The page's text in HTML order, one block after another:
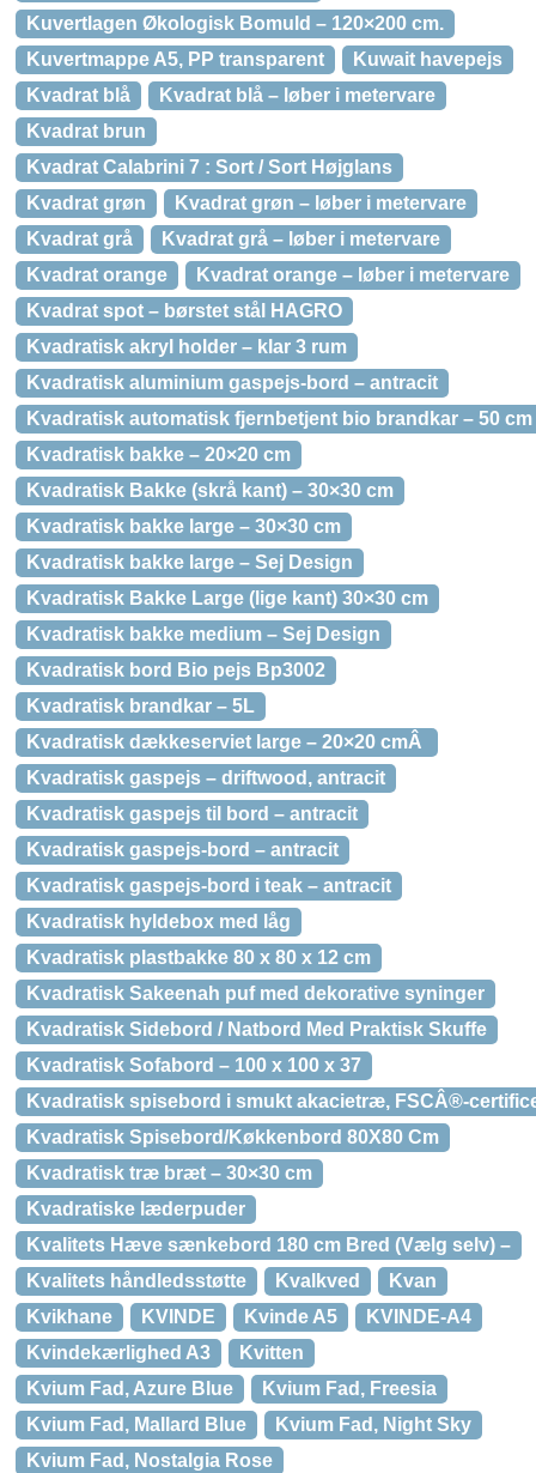
Kuvertlagen Økologisk Bomuld – 120×200 cm.
Kuvertmappe A5, PP transparent
Kuwait havepejs
Kvadrat blå
Kvadrat blå – løber i metervare
Kvadrat brun
Kvadrat Calabrini 7 : Sort / Sort Højglans
Kvadrat grøn
Kvadrat grøn – løber i metervare
Kvadrat grå
Kvadrat grå – løber i metervare
Kvadrat orange
Kvadrat orange – løber i metervare
Kvadrat spot – børstet stål HAGRO
Kvadratisk akryl holder – klar 3 rum
Kvadratisk aluminium gaspejs-bord – antracit
Kvadratisk automatisk fjernbetjent bio brandkar – 50 cm
Kvadratisk bakke – 20×20 cm
Kvadratisk Bakke (skrå kant) – 30×30 cm
Kvadratisk bakke large – 30×30 cm
Kvadratisk bakke large – Sej Design
Kvadratisk Bakke Large (lige kant) 30×30 cm
Kvadratisk bakke medium – Sej Design
Kvadratisk bord Bio pejs Bp3002
Kvadratisk brandkar – 5L
Kvadratisk dækkeserviet large – 20×20 cmÂ
Kvadratisk gaspejs – driftwood, antracit
Kvadratisk gaspejs til bord – antracit
Kvadratisk gaspejs-bord – antracit
Kvadratisk gaspejs-bord i teak – antracit
Kvadratisk hyldebox med låg
Kvadratisk plastbakke 80 x 80 x 12 cm
Kvadratisk Sakeenah puf med dekorative syninger
Kvadratisk Sidebord / Natbord Med Praktisk Skuffe
Kvadratisk Sofabord – 100 x 100 x 37
Kvadratisk spisebord i smukt akacietræ, FSCÂ®-
Kvadratisk Spisebord/Køkkenbord 80X80 Cm
Kvadratisk træ bræt – 30×30 cm
Kvadratiske læderpuder
Kvalitets Hæve sænkebord 180 cm Bred (Vælg selv) –
Kvalitets håndledsstøtte
Kvalkved
Kvan
Kvikhane
KVINDE Kvinde A5
KVINDE-A4
Kvindekærlighed A3
Kvitten
Kvium Fad, Azure Blue
Kvium Fad, Freesia
Kvium Fad, Mallard Blue
Kvium Fad, Night Sky
Kvium Fad, Nostalgia Rose